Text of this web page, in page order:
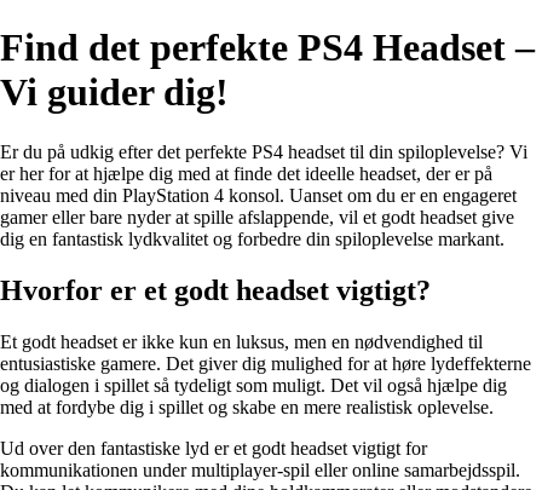
Find det perfekte PS4 Headset –
Vi guider dig!
Er du på udkig efter det perfekte PS4 headset til din spiloplevelse? Vi
er her for at hjælpe dig med at finde det ideelle headset, der er på
niveau med din PlayStation 4 konsol. Uanset om du er en engageret
gamer eller bare nyder at spille afslappende, vil et godt headset give
dig en fantastisk lydkvalitet og forbedre din spiloplevelse markant.
Hvorfor er et godt headset vigtigt?
Et godt headset er ikke kun en luksus, men en nødvendighed til
entusiastiske gamere. Det giver dig mulighed for at høre lydeffekterne
og dialogen i spillet så tydeligt som muligt. Det vil også hjælpe dig
med at fordybe dig i spillet og skabe en mere realistisk oplevelse.
Ud over den fantastiske lyd er et godt headset vigtigt for
kommunikationen under multiplayer-spil eller online samarbejdsspil.